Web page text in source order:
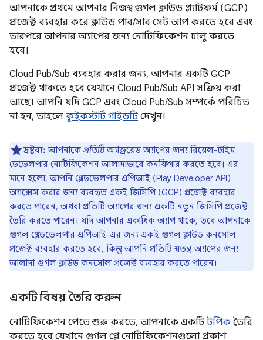
আপনাকে প্রথমে আপনার নিজস্ব গুগল ক্লাউড প্ল্যাটফর্ম (GCP)
প্রজেক্ট ব্যবহার করে ক্লাউড পাব/সাব সেট আপ করতে হবে এবং
তারপরে আপনার অ্যাপের জন্য নোটিফিকেশন চালু করতে
হবে।
Cloud Pub/Sub ব্যবহার করার জন্য, আপনার একটি GCP
প্রজেক্ট থাকতে হবে যেখানে Cloud Pub/Sub API সক্রিয় করা
আছে। আপনি যদি GCP এবং Cloud Pub/Sub সম্পর্কে পরিচিত
না হন, তাহলে কুইকস্টার্ট গাইডটি দেখুন।
দ্রষ্টব্য: আপনাকে প্রতিটিঅ্যান্ড্রয়েড অ্যাপের জন্য রিয়েল-টাইম
ডেভেলপার নোটিফিকেশন আলাদাভাবে কনফিগার করতে হবে। এর
মানে হলো, আপনি প্লে ডেভেলপার এপিআই (Play Developer API)
অ্যাক্সেস করার জন্য ব্যবহৃত একই জিসিপি (GCP) প্রজেক্ট ব্যবহার
করতে পারেন, অথবা প্রতিটি অ্যাপের জন্য একটি নতুন জিসিপি প্রজেক্ট
তৈরি করতে পারেন। যদি আপনার একাধিক অ্যাপ থাকে, তবে আপনাকে
গুগল প্লে ডেভেলপার এপিআই-এর জন্য একই গুগল ক্লাউড কনসোল
প্রজেক্ট ব্যবহার করতে হবে, কিন্তু আপনি প্রতিটি স্বতন্ত্র অ্যাপের জন্য
আলাদা গুগল ক্লাউড কনসোল প্রজেক্ট ব্যবহার করতে পারেন।
একটি বিষয় তৈরি করুন
নোটিফিকেশন পেতে শুরু করতে, আপনাকে একটি টপিক তৈরি
করতে হবে যেখানে গুগল প্লে নোটিফিকেশনগুলো প্রকাশ